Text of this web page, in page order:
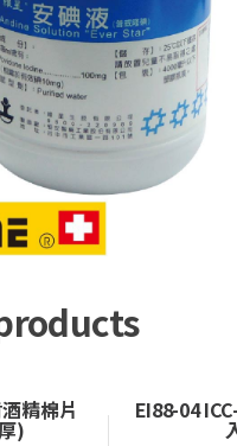
精棉片
)
EI88-04